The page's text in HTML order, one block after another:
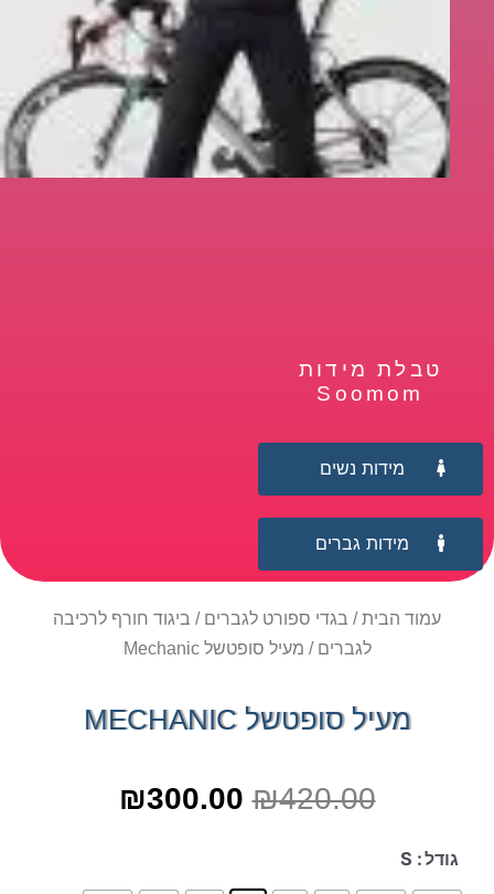
עמוד הבית/ בגדי ספורט לגברים / ביגוד חורף לרכיבה
לגברים / מעיל סופטשל Mechanic
מעיל סופטשל MECHANIC
₪420.00
₪300.00
גודל: S
טבלת מידות
Soomom
מידות נשים
מידות גברים